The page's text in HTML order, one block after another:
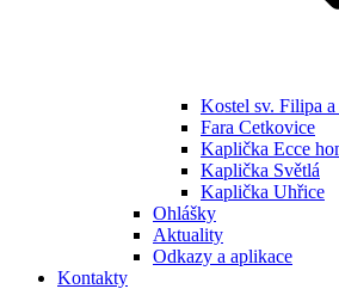
Kostel sv. Filipa
Fara Cetkovice
Kaplička Ecce
Kaplička Světlá
Kaplička Uhřice
Ohlášky
Aktuality
Odkazy a aplikace
Kontakty